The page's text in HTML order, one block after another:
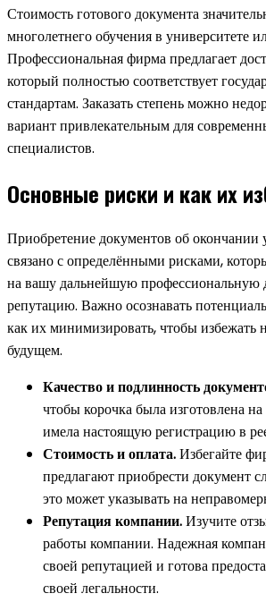
Стоимость готового документа
многолетнего обучения в университете
Профессиональная фирма предлагает
который полностью соответствует
стандартам. Заказать степень можно
вариант привлекательным для
специалистов.
Основные риски и как их
Приобретение документов об окончании
связано с определёнными рисками,
на вашу дальнейшую профессиональную
репутацию. Важно осознавать
как их минимизировать, чтобы избежать
будущем.
Качество и подлинность
чтобы корочка была изготовлена
имела настоящую регистрацию в
Стоимость и оплата.Избегайте
предлагают приобрести документ
это может указывать на
Репутация компании.Изучите
работы компании. Надежная
своей репутацией и готова
своей легальности.